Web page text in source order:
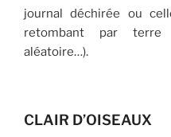
journal déchirée ou
retombant par terre
aléatoire…).
CLAIR D’OISEAUX